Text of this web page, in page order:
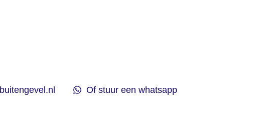
Of stuur een whatsapp